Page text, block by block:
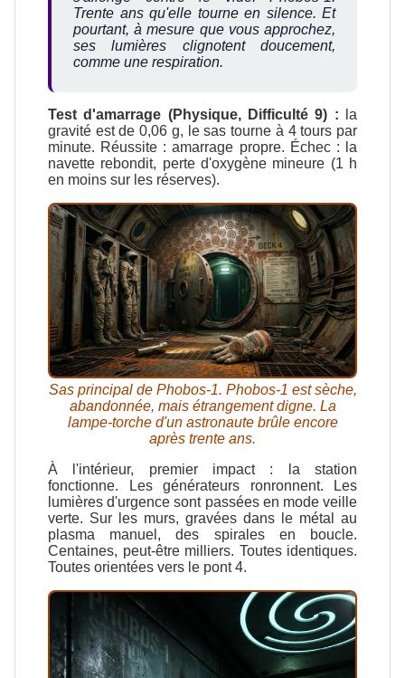
Trente ans qu'elle tourne en silence. Et
pourtant, à mesure que vous approchez,
ses lumières clignotent doucement,
comme une respiration.
Test d'amarrage (Physique, Difficulté 9) : la
gravité est de 0,06 g, le sas tourne à 4 tours par
minute. Réussite : amarrage propre. Échec : la
navette rebondit, perte d'oxygène mineure (1 h
en moins sur les réserves).
Sas principal de Phobos-1. Phobos-1 est sèche,
abandonnée, mais étrangement digne. La
lampe-torche d'un astronaute brûle encore
après trente ans.
À l'intérieur, premier impact : la station
fonctionne. Les générateurs ronronnent. Les
lumières d'urgence sont passées en mode veille
verte. Sur les murs, gravées dans le métal au
plasma manuel, des spirales en boucle.
Centaines, peut-être milliers. Toutes identiques.
Toutes orientées vers le pont 4.